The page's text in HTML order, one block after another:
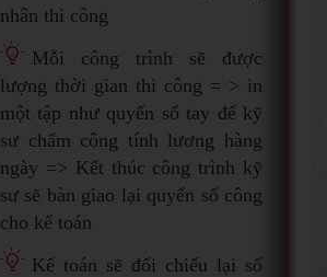
nhân thi công
Mỗi công trình sẽ được
lượng thời gian thi công = > in
một tập như quyển sổ tay để kỹ
sư chấm công tính lương hàng
ngày => Kết thúc công trình kỹ
sư sẽ bàn giao lại quyển sổ công
cho kế toán
Kế toán sẽ đối chiếu lại sổ